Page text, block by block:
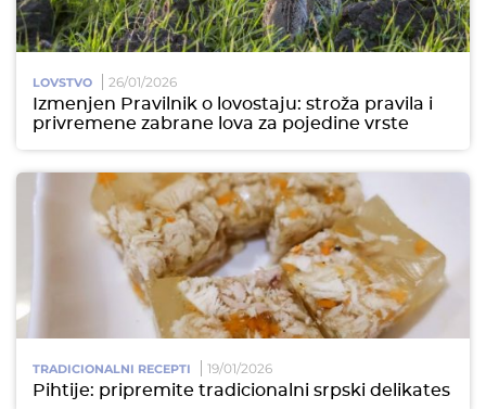
LOVSTVO 26/01/2026
Izmenjen Pravilnik o lovostaju: stroža pravila i
privremene zabrane lova za pojedine vrste
TRADICIONALNI RECEPTI 19/01/2026
Pihtije: pripremite tradicionalni srpski delikates